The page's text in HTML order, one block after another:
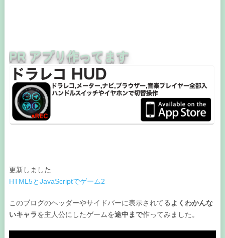
PR アプリ作ってます
更新しました
HTML5とJavaScriptでゲーム2
このブログのヘッダーやサイドバーに表示されてるよくわかんな
いキャラを主人公にしたゲームを途中まで作ってみました。